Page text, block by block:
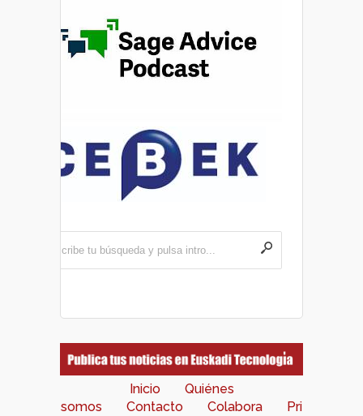
Inicio
Quiénes
somos
Contacto Colabora Pri